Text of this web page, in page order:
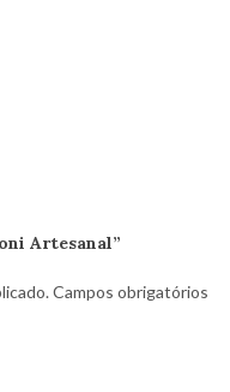
Artesanal”
Campos obrigatórios